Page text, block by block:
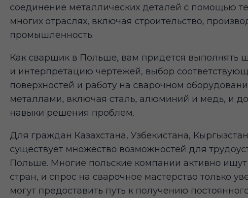
соединение металлических деталей с помощью
многих отраслях, включая строительство,
промышленность.
Как сварщик в Польше, вам придется выполнять
и интерпретацию чертежей, выбор
поверхностей и работу на сварочном
металлами, включая сталь, алюминий и медь, и
навыки решения проблем.
Для граждан Казахстана, Узбекистана,
существует множество возможностей для
Польше. Многие польские компании активно
стран, и спрос на сварочное мастерство только
могут предоставить путь к получению